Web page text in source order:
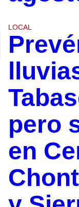
LOCAL
pero
en